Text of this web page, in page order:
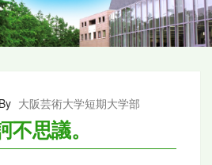
By 大阪芸術大学短期大学部
思議。